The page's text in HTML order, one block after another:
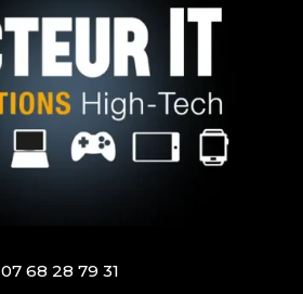
07 68 28 79 31